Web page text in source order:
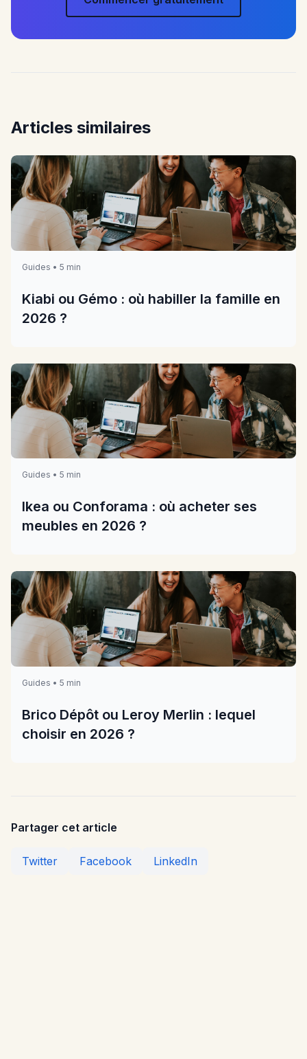
Articles similaires
Guides • 5 min
Kiabi ou Gémo : où habiller la famille en
2026 ?
Guides • 5 min
Ikea ou Conforama : où acheter ses
meubles en 2026 ?
Guides • 5 min
Brico Dépôt ou Leroy Merlin : lequel
choisir en 2026 ?
Partager cet article
Twitter Facebook LinkedIn